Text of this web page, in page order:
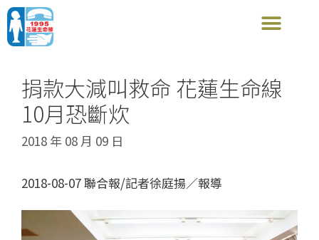
捐款大減叫救命 花蓮生命線
10月恐斷炊
2018 年 08 月 09 日
2018-08-07 聯合報/記者徐庭揚／報導